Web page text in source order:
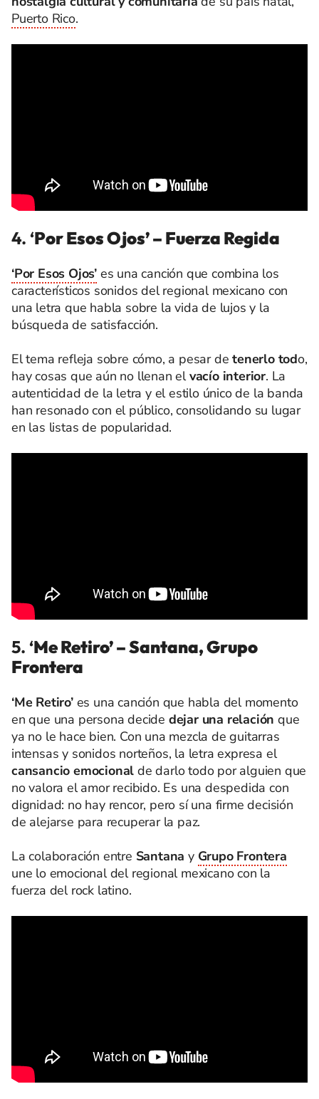
Puerto Rico.
4. ‘Por Esos Ojos’ – Fuerza Regida
‘Por Esos Ojos’ es una canción que combina los
característicos sonidos del regional mexicano con
una letra que habla sobre la vida de lujos y la
búsqueda de satisfacción.
El tema refleja sobre cómo, a pesar detenerlo todo,
hay cosas que aún no llenan elvacío interior. La
autenticidad de la letra y el estilo único de la banda
han resonado con el público, consolidando su lugar
en las listas de popularidad. ​
5. ‘Me Retiro’ – Santana, Grupo
Frontera
‘Me Retiro’es una canción que habla del momento
en que una persona decide dejar una relación que
ya no le hace bien. Con una mezcla de guitarras
intensas y sonidos norteños, la letra expresa el
cansancio emocional de darlo todo por alguien que
no valora el amor recibido. Es una despedida con
dignidad: no hay rencor, pero sí una firme decisión
de alejarse para recuperar la paz.
La colaboración entre Santana y Grupo Frontera
une lo emocional del regional mexicano con la
fuerza del rock latino.